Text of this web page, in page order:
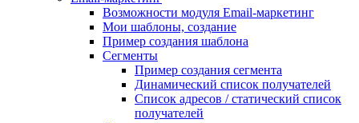
Возможности модуля Email-маркетинг
Мои шаблоны, создание
Пример создания шаблона
Сегменты
Пример создания сегмента
Динамический список получателей
Список адресов / статический список
получателей